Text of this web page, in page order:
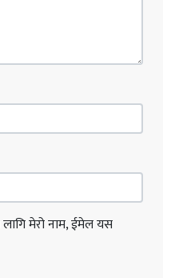
मेरो नाम, ईमेल यस